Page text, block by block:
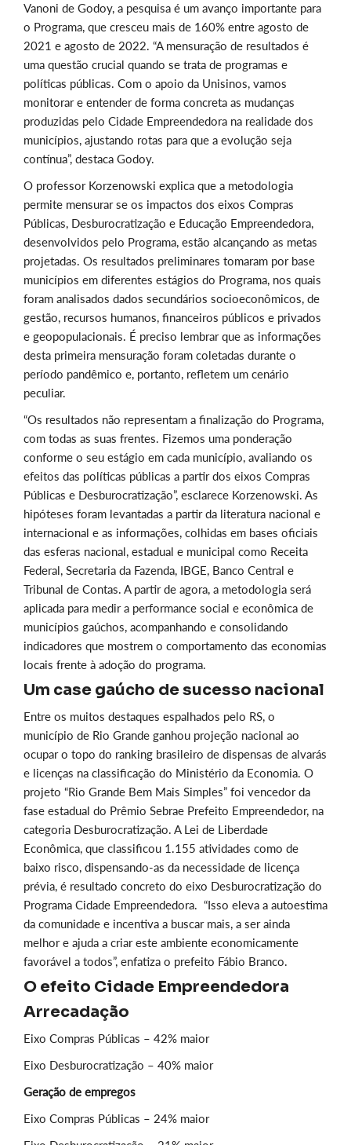
Vanoni de Godoy, a pesquisa é um avanço importante para
o Programa, que cresceu mais de 160% entre agosto de
2021 e agosto de 2022. “A mensuração de resultados é
uma questão crucial quando se trata de programas e
políticas públicas. Com o apoio da Unisinos, vamos
monitorar e entender de forma concreta as mudanças
produzidas pelo Cidade Empreendedora na realidade dos
municípios, ajustando rotas para que a evolução seja
contínua”, destaca Godoy.
O professor Korzenowski explica que a metodologia
permite mensurar se os impactos dos eixos Compras
Públicas, Desburocratização e Educação Empreendedora,
desenvolvidos pelo Programa, estão alcançando as metas
projetadas. Os resultados preliminares tomaram por base
municípios em diferentes estágios do Programa, nos quais
foram analisados dados secundários socioeconômicos, de
gestão, recursos humanos, financeiros públicos e privados
e geopopulacionais. É preciso lembrar que as informações
desta primeira mensuração foram coletadas durante o
período pandêmico e, portanto, refletem um cenário
peculiar.
“Os resultados não representam a finalização do Programa,
com todas as suas frentes. Fizemos uma ponderação
conforme o seu estágio em cada município, avaliando os
efeitos das políticas públicas a partir dos eixos Compras
Públicas e Desburocratização”, esclarece Korzenowski. As
hipóteses foram levantadas a partir da literatura nacional e
internacional e as informações, colhidas em bases oficiais
das esferas nacional, estadual e municipal como Receita
Federal, Secretaria da Fazenda, IBGE, Banco Central e
Tribunal de Contas. A partir de agora, a metodologia será
aplicada para medir a performance social e econômica de
municípios gaúchos, acompanhando e consolidando
indicadores que mostrem o comportamento das economias
locais frente à adoção do programa.
Um case gaúcho de sucesso nacional
Entre os muitos destaques espalhados pelo RS, o
município de Rio Grande ganhou projeção nacional ao
ocuparo topo do ranking brasileiro de dispensas de alvarás
e licenças na classificação do Ministério da Economia. O
projeto “Rio Grande Bem Mais Simples” foi vencedor da
fase estadual do Prêmio Sebrae Prefeito Empreendedor, na
categoria Desburocratização. A Lei de Liberdade
Econômica, que classificou 1.155 atividades como de
baixo risco, dispensando-as da necessidade de licença
prévia, é resultado concreto do eixo Desburocratização do
Programa Cidade Empreendedora. “Isso eleva a autoestima
da comunidade e incentiva a buscar mais, a ser ainda
melhor e ajuda a criar este ambiente economicamente
favorável a todos”, enfatiza o prefeito Fábio Branco.
O efeito Cidade Empreendedora
Arrecadação
Eixo Compras Públicas – 42% maior
Eixo Desburocratização – 40% maior
Geração de empregos
Eixo Compras Públicas – 24% maior